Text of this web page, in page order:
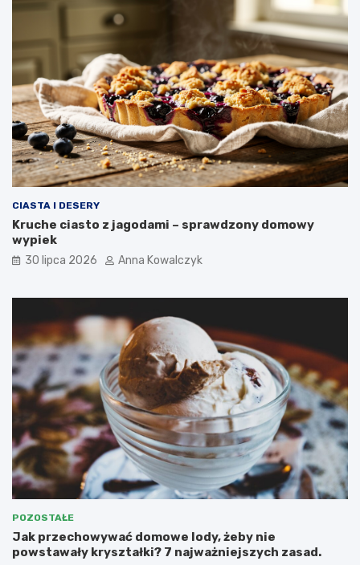
CIASTA I DESERY
Kruche ciasto z jagodami – sprawdzony domowy
wypiek
30 lipca 2026 Anna Kowalczyk
POZOSTAŁE
Jak przechowywać domowe lody, żeby nie
powstawały kryształki? 7 najważniejszych zasad.